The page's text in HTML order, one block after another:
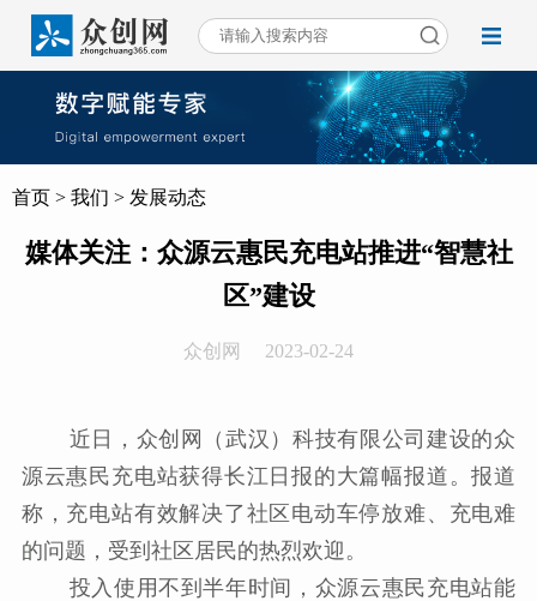
首页 > 我们 > 发展动态
媒体关注：众源云惠民充电站推进“智慧社
区”建设
众创网 2023-02-24
近日，众创网（武汉）科技有限公司建设的众
源云惠民充电站获得长江日报的大篇幅报道。报道
称，充电站有效解决了社区电动车停放难、充电难
的问题，受到社区居民的热烈欢迎。
投入使用不到半年时间，众源云惠民充电站能